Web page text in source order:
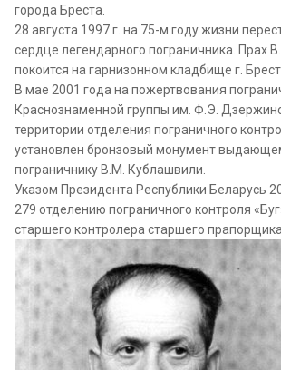
города Бреста.
28 августа 1997 г. на 75-м году жизни
сердце легендарного пограничника. Прах
покоится на гарнизонном кладбище г.
В мае 2001 года на пожертвования
Краснознаменной группы им. Ф.Э.
территории отделения пограничного
установлен бронзовый монумент
пограничнику В.М. Кублашвили.
Указом Президента Республики Беларусь
279 отделению пограничного контроля
старшего контролера старшего